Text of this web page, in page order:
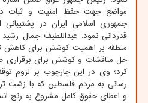
مواضع جهت حفظ امنیت و ثبات
جمهوری اسلامی ایران در
قدردانی نمود. عبداللطیف جمال
منطقه بر اهمیت کوشش برای کاهش
حل مناقشات و کوشش برای برقراری
کرد؛ وی در این چارچوب بر لزوم
رسانی به مردم فلسطین که با زشت
و اعطای حقوق کامل مشروع به رنج